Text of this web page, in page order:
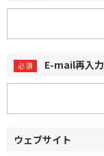
E-mail再入力
ウェブサイト